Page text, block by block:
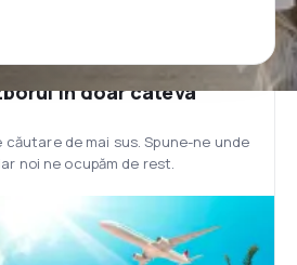
în doar câteva
de mai sus. Spune-ne unde
noi ne ocupăm de rest.